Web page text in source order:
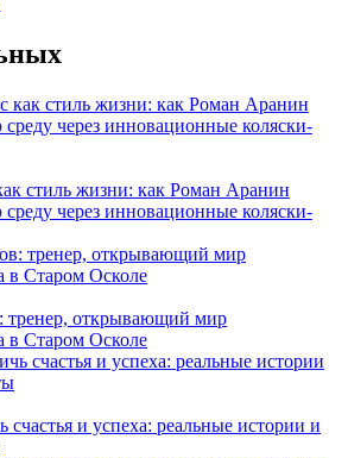
стиль жизни: как Роман Аранин
среду через инновационные коляски-
открывающий мир
в Старом Осколе
счастья и успеха: реальные истории и